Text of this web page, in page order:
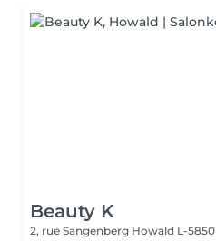
Beauty K
2, rue Sangenberg Howald L-5850